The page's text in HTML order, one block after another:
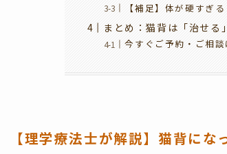
【補足】体が硬すぎ
まとめ：猫背は「治せる
今すぐご予約・ご相談
【理学療法士が解説】猫背に